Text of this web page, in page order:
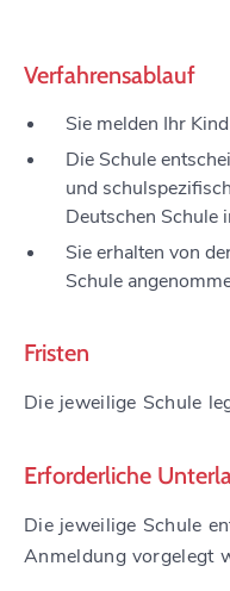
Verfahrensablauf
Sie melden Ihr
Die Schule
und
Deutschen Schule
Sie erhalten von
Schule
Fristen
Die jeweilige Schule
Erforderliche
Die jeweilige Schule
Anmeldung vorgelegt